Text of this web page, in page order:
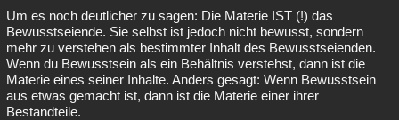
Um es noch deutlicher zu sagen: Die Materie IST (!) das
Bewusstseiende. Sie selbst ist jedoch nicht bewusst, sondern
mehr zu verstehen als bestimmter Inhalt des Bewusstseienden.
Wenn du Bewusstsein als ein Behältnis verstehst, dann ist die
Materie eines seiner Inhalte. Anders gesagt: Wenn Bewusstsein
aus etwas gemacht ist, dann ist die Materie einer ihrer
Bestandteile.